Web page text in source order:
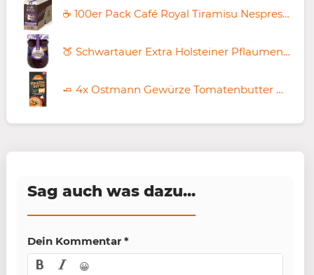
☕ 100er Pack Café Royal Tiramisu Nespresso Kapseln ab 15,47€ (statt 43€)
🍑 Schwartauer Extra Holsteiner Pflaumenmus, 330g ab 2,18€ (statt 3€)
🧈 4x Ostmann Gewürze Tomatenbutter Dip Gewürzmischung ab 1,76€ (statt 5€)
Sag auch was dazu...
Dein Kommentar *
😀